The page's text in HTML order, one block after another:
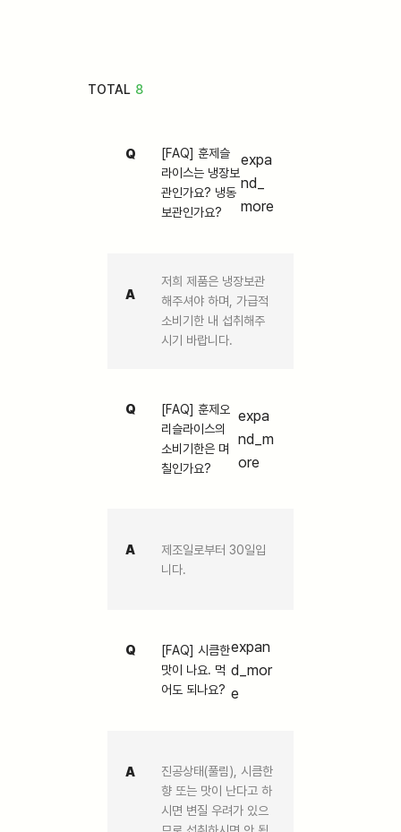
TOTAL 8
Q
[FAQ] 훈제슬
라이스는 냉장보
관인가요? 냉동
보관인가요?
expa
nd_
more
A
저희 제품은 냉장보관
해주셔야 하며, 가급적
소비기한 내 섭취해주
시기 바랍니다.
Q
[FAQ] 훈제오
리슬라이스의
소비기한은 며
칠인가요?
expa
nd_m
ore
A
제조일로부터 30일입
니다.
Q
[FAQ] 시큼한
맛이 나요. 먹
어도 되나요?
expan
d_mor
e
A
진공상태(풀림), 시큼한
향 또는 맛이 난다고 하
시면 변질 우려가 있으